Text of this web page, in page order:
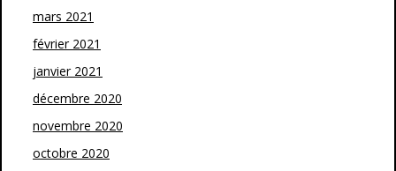
mars 2021
février 2021
janvier 2021
décembre 2020
novembre 2020
octobre 2020